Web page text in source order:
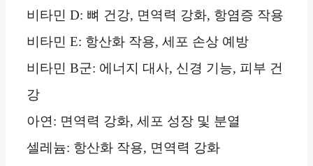
비타민 D: 뼈 건강, 면역력 강화, 항염증 작용
비타민 E: 항산화 작용, 세포 손상 예방
비타민 B군: 에너지 대사, 신경 기능, 피부 건
강
아연: 면역력 강화, 세포 성장 및 분열
셀레늄: 항산화 작용, 면역력 강화